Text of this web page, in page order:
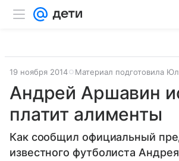
19 ноября 2014 Материал подготовила
Андрей Аршавин
платит алименты
Как сообщил официальный
известного футболиста